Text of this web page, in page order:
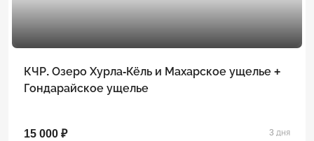
КЧР. Озеро Хурла-Кёль и Махарское ущелье +
Гондарайское ущелье
15 000 ₽ 3 дня